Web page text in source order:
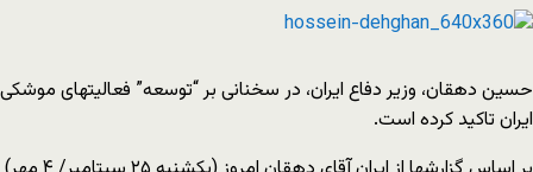
حسین دهقان، وزیر دفاع ایران، در سخنانی بر “توسعه” فعالیتهای موشکی
ایران تاکید کرده است.